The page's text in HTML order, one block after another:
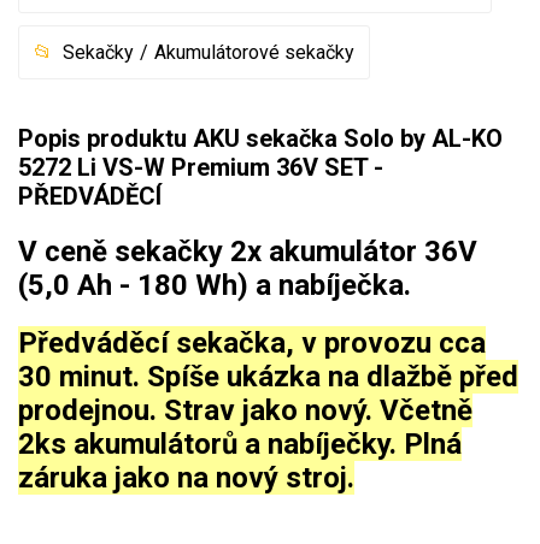
Aku pily
Jednoruční pily
Vyvětvovací pily
Aku křovinořezy a vyžínače
Aku pily
Aku sekačky
Aku STIHL
Aku AL-KO
Sekačky Akumulátorové sekačky
Popis produktu AKU sekačka Solo by AL-KO
5272 Li VS-W Premium 36V SET -
PŘEDVÁDĚCÍ
V ceně sekačky 2x akumulátor 36V
(5,0 Ah - 180 Wh) a nabíječka.
Předváděcí sekačka, v provozu cca
30 minut. Spíše ukázka na dlažbě před
prodejnou. Strav jako nový. Včetně
2ks akumulátorů a nabíječky. Plná
záruka jako na nový stroj.